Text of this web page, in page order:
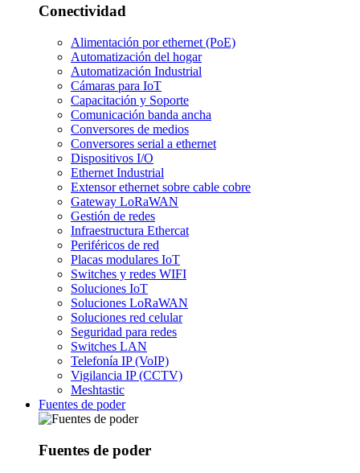
Conectividad
Alimentación por ethernet (PoE)
Automatización del hogar
Automatización Industrial
Cámaras para IoT
Capacitación y Soporte
Comunicación banda ancha
Conversores de medios
Conversores serial a ethernet
Dispositivos I/O
Ethernet Industrial
Extensor ethernet sobre cable cobre
Gateway LoRaWAN
Gestión de redes
Infraestructura Ethercat
Periféricos de red
Placas modulares IoT
Switches y redes WIFI
Soluciones IoT
Soluciones LoRaWAN
Soluciones red celular
Seguridad para redes
Switches LAN
Telefonía IP (VoIP)
Vigilancia IP (CCTV)
Meshtastic
Fuentes de poder
Fuentes de poder